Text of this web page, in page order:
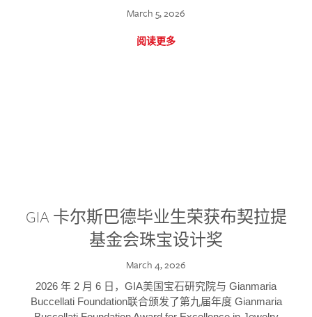
March 5, 2026
阅读更多
GIA 卡尔斯巴德毕业生荣获布契拉提
基金会珠宝设计奖
March 4, 2026
2026 年 2 月 6 日，GIA美国宝石研究院与 Gianmaria
Buccellati Foundation联合颁发了第九届年度 Gianmaria